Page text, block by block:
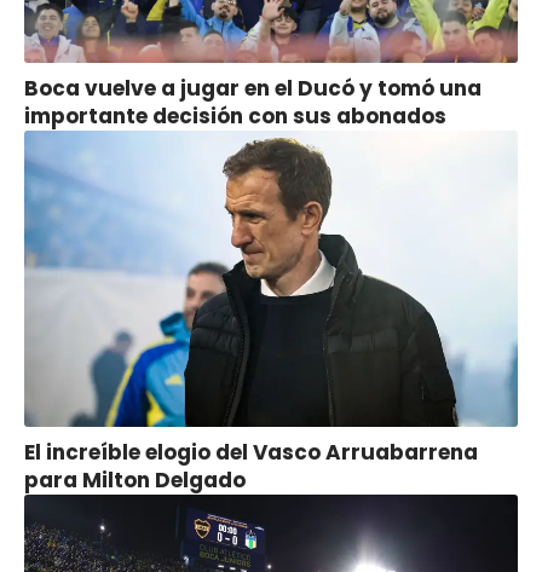
Boca vuelve a jugar en el Ducó y tomó una
importante decisión con sus abonados
El increíble elogio del Vasco Arruabarrena
para Milton Delgado